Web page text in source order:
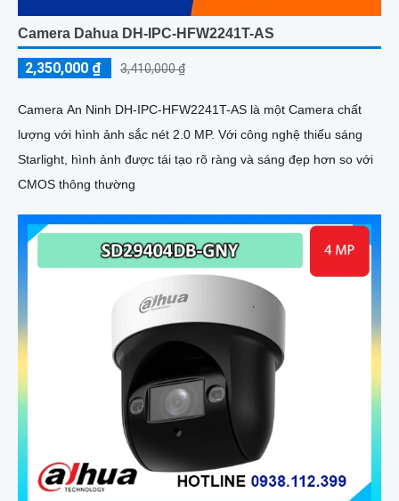
Camera Dahua DH-IPC-HFW2241T-AS
2,350,000 ₫ 3,410,000 ₫
Camera An Ninh DH-IPC-HFW2241T-AS là một Camera chất
lượng với hình ảnh sắc nét 2.0 MP. Với công nghệ thiếu sáng
Starlight, hình ảnh được tái tạo rõ ràng và sáng đẹp hơn so với
CMOS thông thường